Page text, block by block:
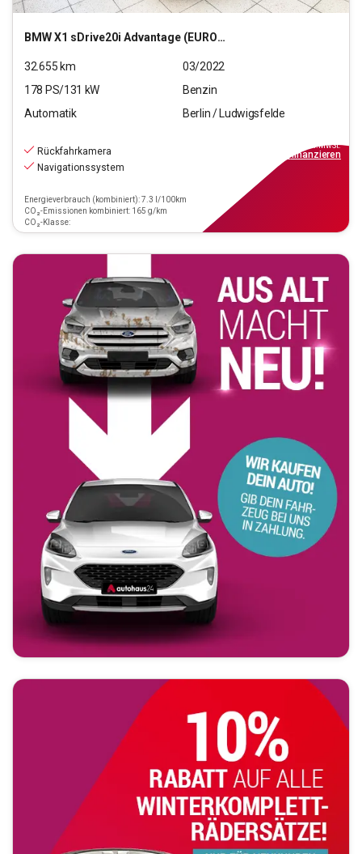
BMWX1 sDrive20i Advantage (EURO 6d)
32.655 km
03/2022
178 PS/131 kW
Benzin
Automatik
Berlin / Ludwigsfelde
Rückfahrkamera
Navigationssystem
Energieverbrauch (kombiniert): 7.3 l/100km
CO₂-Emissionen kombiniert: 165 g/km
CO₂-Klasse:
inkl.MwSt.
finanzieren